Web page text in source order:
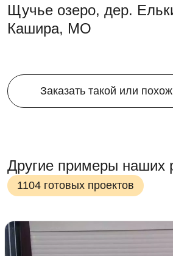
Щучье озеро, дер.
Кашира, МО
Заказать такой или
Другие примеры наших
1104 готовых проектов